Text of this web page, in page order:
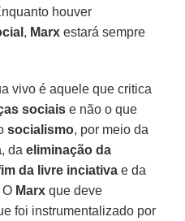
houver
, Marx estará sempre
vivo é aquele que critica
sociais e não o que
socialismo, por meio da
, daeliminação da
da livre inciativa e da
O Marx que deve
foi instrumentalizado por